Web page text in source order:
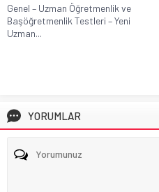
Genel – Uzman Öğretmenlik ve
Başöğretmenlik Testleri – Yeni
Uzman...
YORUMLAR